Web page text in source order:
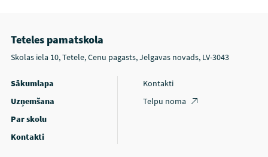
Teteles pamatskola
Skolas iela 10, Tetele, Cenu pagasts, Jelgavas novads, LV-3043
Sākumlapa
Uzņemšana
Par skolu
Kontakti
Kontakti
Telpu noma